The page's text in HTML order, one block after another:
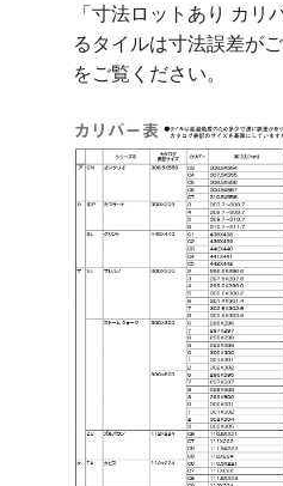
「寸法ロットあり カリ
るタイルは寸法誤差が
をご覧ください。